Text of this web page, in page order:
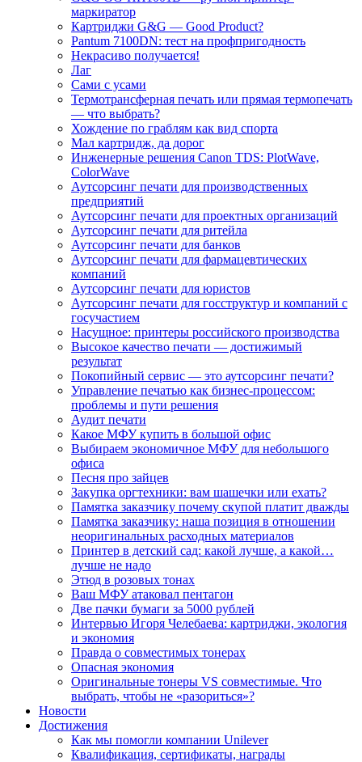
маркиратор
Картриджи G&G — Good Product?
Pantum 7100DN: тест на профпригодность
Некрасиво получается!
Лаг
Сами с усами
Термотрансферная печать или прямая термопечать
— что выбрать?
Хождение по граблям как вид спорта
Мал картридж, да дорог
Инженерные решения Canon TDS: PlotWave,
ColorWave
Аутсорсинг печати для производственных
предприятий
Аутсорсинг печати для проектных организаций
Аутсорсинг печати для ритейла
Аутсорсинг печати для банков
Аутсорсинг печати для фармацевтических
компаний
Аутсорсинг печати для юристов
Аутсорсинг печати для госструктур и компаний с
госучастием
Насущное: принтеры российского производства
Высокое качество печати — достижимый
результат
Покопийный сервис — это аутсорсинг печати?
Управление печатью как бизнес-процессом:
проблемы и пути решения
Аудит печати
Какое МФУ купить в большой офис
Выбираем экономичное МФУ для небольшого
офиса
Песня про зайцев
Закупка оргтехники: вам шашечки или ехать?
Памятка заказчику почему скупой платит дважды
Памятка заказчику: наша позиция в отношении
неоригинальных расходных материалов
Принтер в детский сад: какой лучше, а какой…
лучше не надо
Этюд в розовых тонах
Ваш МФУ атаковал пентагон
Две пачки бумаги за 5000 рублей
Интервью Игоря Челебаева: картриджи, экология
и экономия
Правда о совместимых тонерах
Опасная экономия
Оригинальные тонеры VS совместимые. Что
выбрать, чтобы не «разориться»?
Новости
Достижения
Как мы помогли компании Unilever
Квалификация, сертификаты, награды